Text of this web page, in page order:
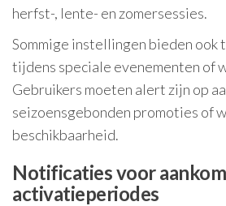
herfst-, lente- en zomersessies.
Sommige instellingen bieden ook
tijdens speciale evenementen of
Gebruikers moeten alert zijn op
seizoensgebonden promoties of
beschikbaarheid.
Notificaties voor
activatieperiodes